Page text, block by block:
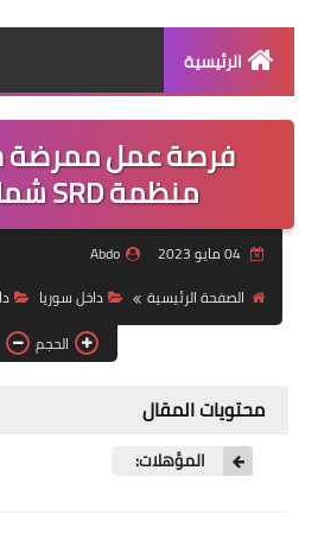
الرئيسية
فرص
فرصة عمل ممرضة
منظمة SRD شمال سوريا
04 مايو 2023
Abdo
الصفحة الرئيسية
داخل سوريا
الحجم
محتويات المقال
المؤهلات: